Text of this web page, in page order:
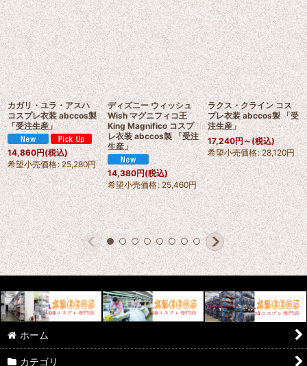
カガリ・ユラ・アスハ
コスプレ衣装 abccos製
「受注生産」
14,860円(税込)
希望小売価格: 25,280円
ディズニー ウィッシュ
Wish マグニフィコ王
King Magnifico コスプ
レ衣装 abccos製 「受注
生産」
14,380円(税込)
希望小売価格: 25,460円
ラクス・クライン コス
プレ衣装 abccos製 「受
注生産」
17,240円～(税込)
希望小売価格: 28,120円
ホーム
カテゴリ